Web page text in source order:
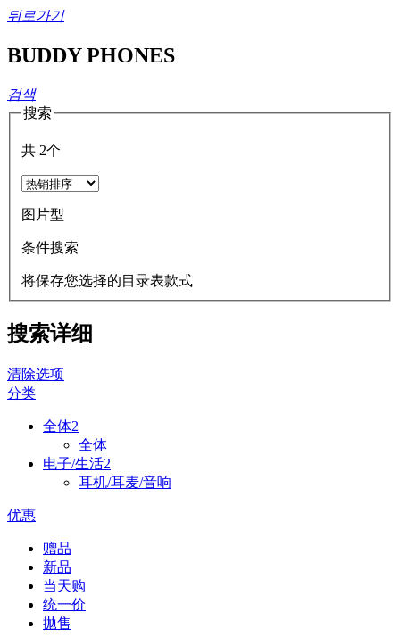
뒤로가기
BUDDY PHONES
검색
搜索
共 2个
图片型
条件搜索
将保存您选择的目录表款式
搜索详细
清除选项
分类
全体2
全体
电子/生活2
耳机/耳麦/音响
优惠
赠品
新品
当天购
统一价
拋售